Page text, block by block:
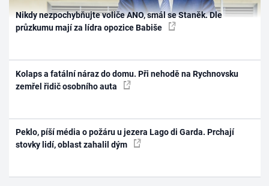
Nikdy nezpochybňujte voliče ANO, smál se Staněk. Dle
průzkumu mají za lídra opozice Babiše
Kolaps a fatální náraz do domu. Při nehodě na Rychnovsku
zemřel řidič osobního auta
Peklo, píší média o požáru u jezera Lago di Garda. Prchají
stovky lidí, oblast zahalil dým